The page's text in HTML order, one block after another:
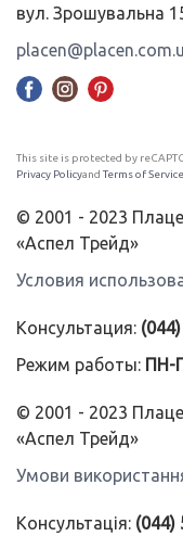
вул. Зрошувальна
This site is protected by
Privacy Policyand Terms of Service
© 2001 - 2023
«Аспел Трейд»
Условия
Консультация:
Режим работы: ПН-
© 2001 - 2023
«Аспел Трейд»
Умови
Консультація: (044)